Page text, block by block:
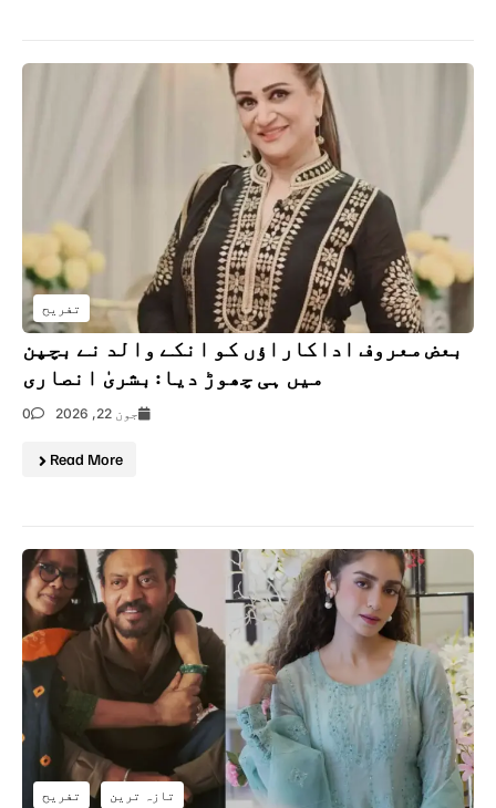
تفریح
بعض معروف اداکاراؤں کو انکے والد نے بچپن
میں ہی چھوڑ دیا: بشریٰ انصاری
جون 22, 2026 0
Read More
تازہ ترین تفریح